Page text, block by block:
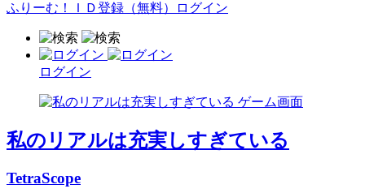
ふりーむ！ＩＤ登録（無料） ログイン
ログイン
私のリアルは充実しすぎている
TetraScope